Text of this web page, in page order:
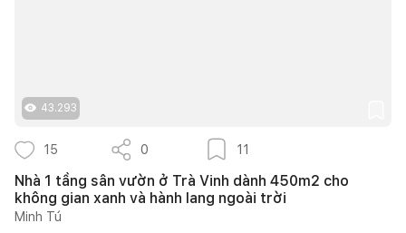
43.293
15 0 11
Nhà 1 tầng sân vườn ở Trà Vinh dành 450m2 cho
không gian xanh và hành lang ngoài trời
Minh Tú